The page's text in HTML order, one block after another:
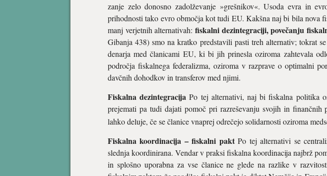
zanje zelo donosno zadolževanje »grešnikov«. Usoda evra in
prihodnosti tako evro območja kot tudi EU. Kakšna naj bi bila nova
manj verjetnih alternativah: fiskalni dezintegraciji, povečanju
Gibanja 438) smo na kratko predstavili pasti treh alternativ; tokrat
denarja med članicami EU, ki bi jih prinesla oziroma zahtevala
področja fiskalnega federalizma, oziroma v razprave o optimalni
davčnih dohodkov in transferov med njimi.
Fiskalna dezintegracija Po tej alternativi, naj bi fiskalna politika
prejemati pa tudi dajati pomoč pri razreševanju svojih in
lahko deluje, če se članice vnaprej odrečejo solidarnosti oziroma
Fiskalna koordinacija – fiskalni paktPo tej alternativi se
slednja koordinirana. Vendar v praksi fiskalna koordinacija najbrž
in splošno uporabna za vse članice ne glede na razlike v